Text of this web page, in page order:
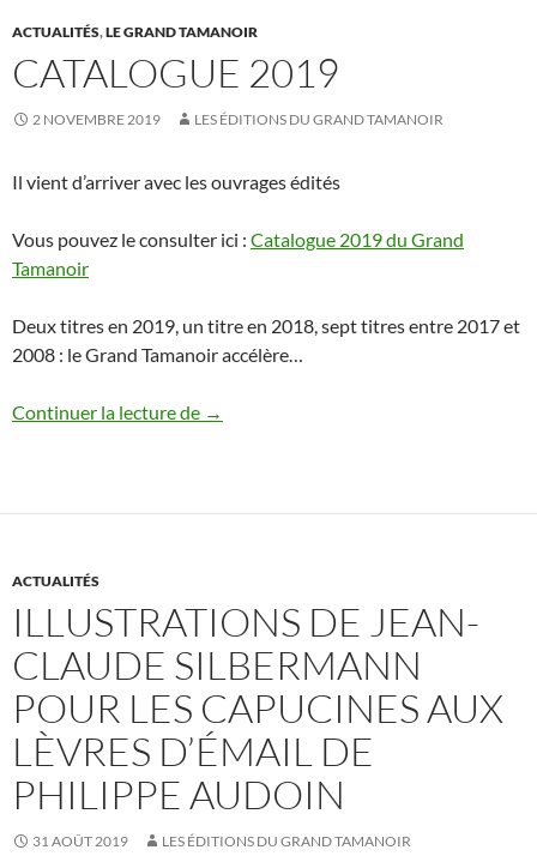
ACTUALITÉS,LE GRAND TAMANOIR
CATALOGUE 2019
2 NOVEMBRE 2019 LES ÉDITIONS DU GRAND TAMANOIR
Il vient d’arriver avec les ouvrages édités
Vous pouvez le consulter ici : Catalogue 2019 du Grand
Tamanoir
Deux titres en 2019, un titre en 2018, sept titres entre 2017 et
2008 : le Grand Tamanoir accélère…
Continuer la lecture de Catalogue 2019
→
ACTUALITÉS
ILLUSTRATIONS DE JEAN-
CLAUDE SILBERMANN
POUR LES CAPUCINES AUX
LÈVRES D’ÉMAIL DE
PHILIPPE AUDOIN
31 AOÛT 2019 LES ÉDITIONS DU GRAND TAMANOIR